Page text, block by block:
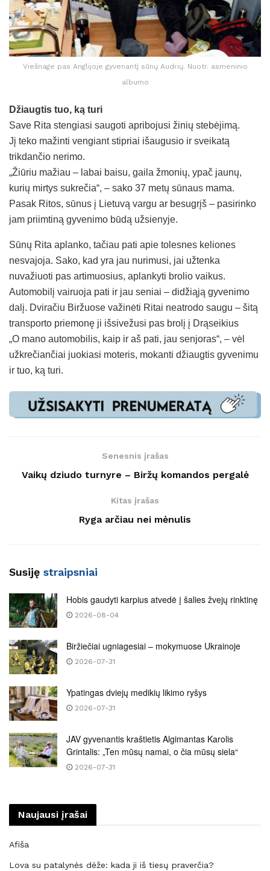
Viešnage pas Anglijoje gyvenantį sūnų Audrių. Nuotr. asmeninio
albumo
Džiaugtis tuo, ką turi
Save Rita stengiasi saugoti apribojusi žinių stebėjimą.
Jį teko mažinti vengiant stipriai išaugusio ir sveikatą
trikdančio nerimo.
„Žiūriu mažiau – labai baisu, gaila žmonių, ypač jaunų,
kurių mirtys sukrečia“, – sako 37 metų sūnaus mama.
Pasak Ritos, sūnus į Lietuvą vargu ar besugrįš – pasirinko
jam priimtiną gyvenimo būdą užsienyje.
Sūnų Rita aplanko, tačiau pati apie tolesnes keliones
nesvajoja. Sako, kad yra jau nurimusi, jai užtenka
nuvažiuoti pas artimuosius, aplankyti brolio vaikus.
Automobilį vairuoja pati ir jau seniai – didžiąją gyvenimo
dalį. Dviračiu Biržuose važinėti Ritai neatrodo saugu – šitą
transporto priemonę ji išsivežusi pas brolį į Drąseikius
„O mano automobilis, kaip ir aš pati, jau senjoras“, – vėl
užkrečiančiai juokiasi moteris, mokanti džiaugtis gyvenimu
ir tuo, ką turi.
Senesnis įrašas
Vaikų dziudo turnyre – Biržų komandos pergalė
Kitas įrašas
Ryga arčiau nei mėnulis
Susiję straipsniai
Hobis gaudyti karpius atvedė į šalies žvejų rinktinę
2026-08-04
Biržiečiai ugniagesiai – mokymuose Ukrainoje
2026-07-31
Ypatingas dviejų medikių likimo ryšys
2026-07-31
JAV gyvenantis kraštietis Algimantas Karolis
Grintalis: „Ten mūsų namai, o čia mūsų siela“
2026-07-31
Naujausi įrašai
Afiša
Lova su patalynės dėže: kada ji iš tiesų praverčia?